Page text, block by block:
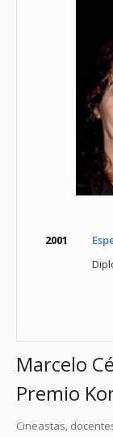
2001
Marcelo
Premio
Cineastas,